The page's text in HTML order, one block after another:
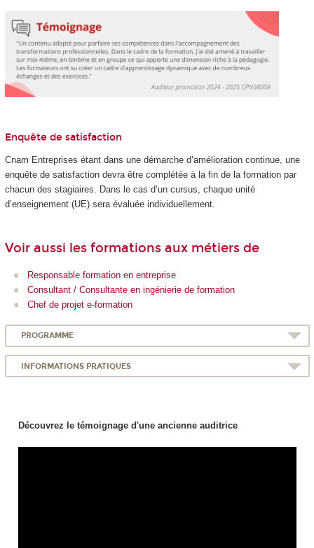
Enquête de satisfaction
Cnam Entreprises étant dans une démarche d’amélioration continue, une
enquête de satisfaction devra être complétée à la fin de la formation par
chacun des stagiaires. Dans le cas d’un cursus, chaque unité
d’enseignement (UE) sera évaluée individuellement.
Voir aussi les formations aux métiers de
Responsable formation en entreprise
Consultant / Consultante en ingénierie de formation
Chef de projet e-formation
PROGRAMME
INFORMATIONS PRATIQUES
Découvrez le témoignage d'une ancienne auditrice